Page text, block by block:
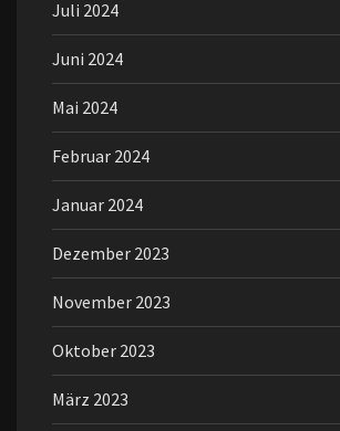
Juli 2024
Juni 2024
Mai 2024
Februar 2024
Januar 2024
Dezember 2023
November 2023
Oktober 2023
März 2023